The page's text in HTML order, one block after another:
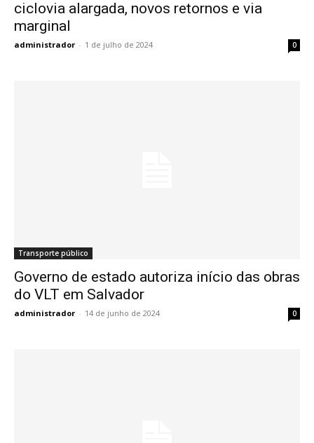
ciclovia alargada, novos retornos e via
marginal
administrador - 1 de julho de 2024 0
Transporte público
Governo de estado autoriza início das obras
do VLT em Salvador
administrador - 14 de junho de 2024 0